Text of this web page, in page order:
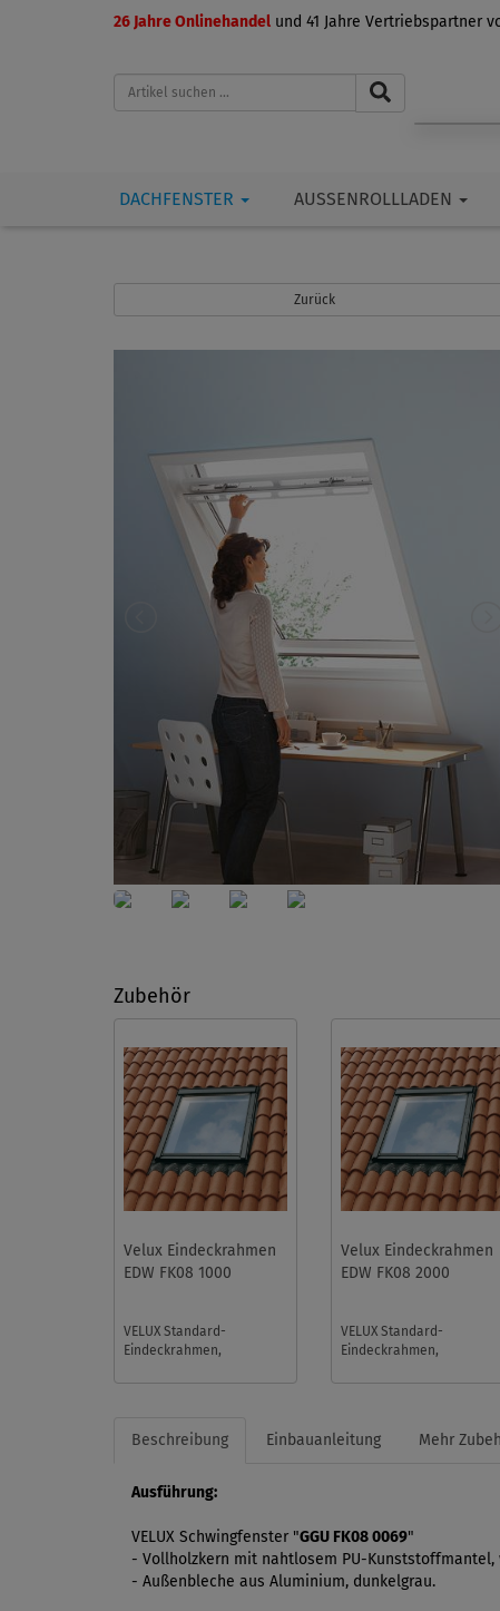
26 Jahre Onlinehandel und 41 Jahre Vertriebspartner
DACHFENSTER AUSSENROLLLADEN
Zurück
Zubehör
Velux Eindeckrahmen
EDW FK08 1000
VELUX Standard-
Eindeckrahmen,
BDX. Für flache und
Velux Eindeckrahmen
EDW FK08 2000
VELUX Standard-
Eindeckrahmen,
BDX. Für flache und
Beschreibung Einbauanleitung Mehr
Ausführung:
VELUX Schwingfenster "GGU FK08 0069"
- Vollholzkern mit nahtlosem PU-
- Außenbleche aus Aluminium, dunkelgrau.